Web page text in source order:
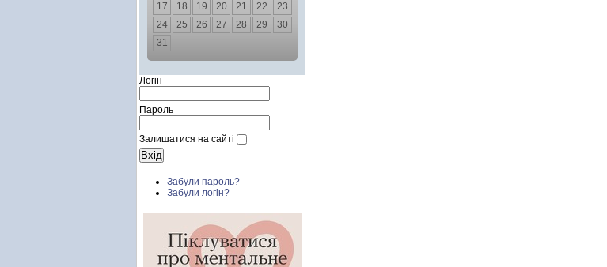
17
18 19 20 21 22
23
24
25 26 27 28 29
30
31
Логін
Пароль
Залишатися на сайті
Забули пароль?
Забули логін?